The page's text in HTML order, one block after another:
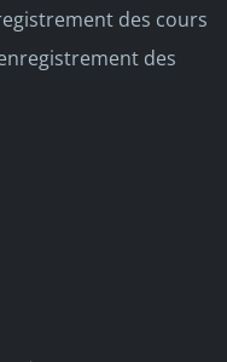
des cours
des